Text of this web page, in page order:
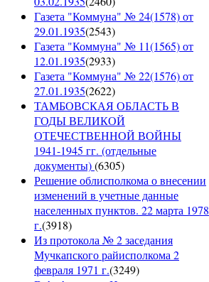
Газета "Коммуна" № 24(1578) от
29.01.1935(2543)
Газета "Коммуна" № 11(1565) от
12.01.1935(2933)
Газета "Коммуна" № 22(1576) от
27.01.1935(2622)
ТАМБОВСКАЯ ОБЛАСТЬ В
ГОДЫ ВЕЛИКОЙ
ОТЕЧЕСТВЕННОЙ ВОЙНЫ
1941-1945 гг. (отдельные
документы)(6305)
Решение облисполкома о внесении
изменений в учетные данные
населенных пунктов. 22 марта 1978
г.(3918)
Из протокола № 2 заседания
Мучкапского райисполкома 2
февраля 1971 г.(3249)